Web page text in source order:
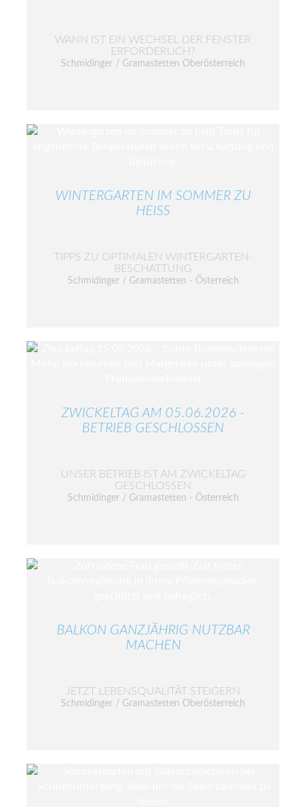
WANN IST EIN WECHSEL DER FENSTER
ERFORDERLICH?
Schmidinger / Gramastetten Oberösterreich
WINTERGARTEN IM SOMMER ZU
HEISS
TIPPS ZU OPTIMALEN WINTERGARTEN-
BESCHATTUNG
Schmidinger / Gramastetten - Österreich
ZWICKELTAG AM 05.06.2026 -
BETRIEB GESCHLOSSEN
UNSER BETRIEB IST AM ZWICKELTAG
GESCHLOSSEN
Schmidinger / Gramastetten - Österreich
BALKON GANZJÄHRIG NUTZBAR
MACHEN
JETZT LEBENSQUALITÄT STEIGERN
Schmidinger / Gramastetten Oberösterreich